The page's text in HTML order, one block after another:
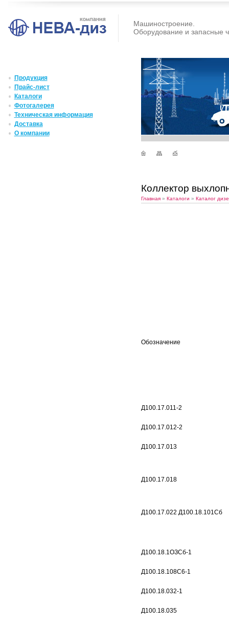
Машиностроение.
Оборудование и запасные
Продукция
Прайс-лист
Каталоги
Фотогалерея
Техническая информация
Доставка
О компании
Коллектор
Главная» Каталоги » Каталог
Обозначение
Д100.17.011-2
Д100.17.012-2
Д100.17.013
Д100.17.018
Д100.17.022 Д100.18.101Сб
Д100.18.1ОЗСб-1
Д100.18.108С6-1
Д100.18.032-1
Д100.18.035